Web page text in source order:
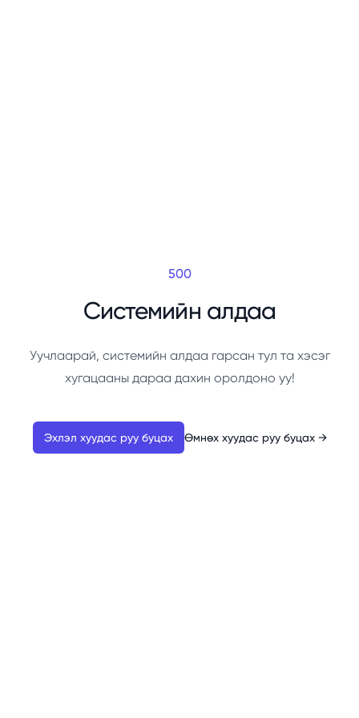
500
Системийн алдаа
Уучлаарай, системийн алдаа гарсан тул та хэсэг
хугацааны дараа дахин оролдоно уу!
Эхлэл хуудас руу буцах Өмнөх хуудас руу буцах →